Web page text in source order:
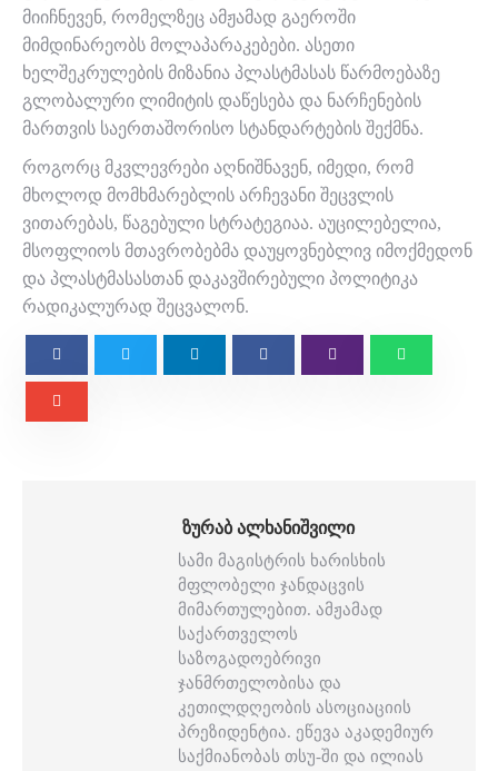
მიიჩნევენ, რომელზეც ამჟამად გაეროში
მიმდინარეობს მოლაპარაკებები. ასეთი
ხელშეკრულების მიზანია პლასტმასას წარმოებაზე
გლობალური ლიმიტის დაწესება და ნარჩენების
მართვის საერთაშორისო სტანდარტების შექმნა.
როგორც მკვლევრები აღნიშნავენ, იმედი, რომ
მხოლოდ მომხმარებლის არჩევანი შეცვლის
ვითარებას, წაგებული სტრატეგიაა. აუცილებელია,
მსოფლიოს მთავრობებმა დაუყოვნებლივ იმოქმედონ
და პლასტმასასთან დაკავშირებული პოლიტიკა
რადიკალურად შეცვალონ.
ᲖᲣᲠᲐᲑ ᲐᲚᲮᲐᲜᲘᲨᲕᲘᲚᲘ
სამი მაგისტრის ხარისხის
მფლობელი ჯანდაცვის
მიმართულებით. ამჟამად
საქართველოს
საზოგადოებრივი
ჯანმრთელობისა და
კეთილდღეობის ასოციაციის
პრეზიდენტია. ეწევა აკადემიურ
საქმიანობას თსუ-ში და ილიას